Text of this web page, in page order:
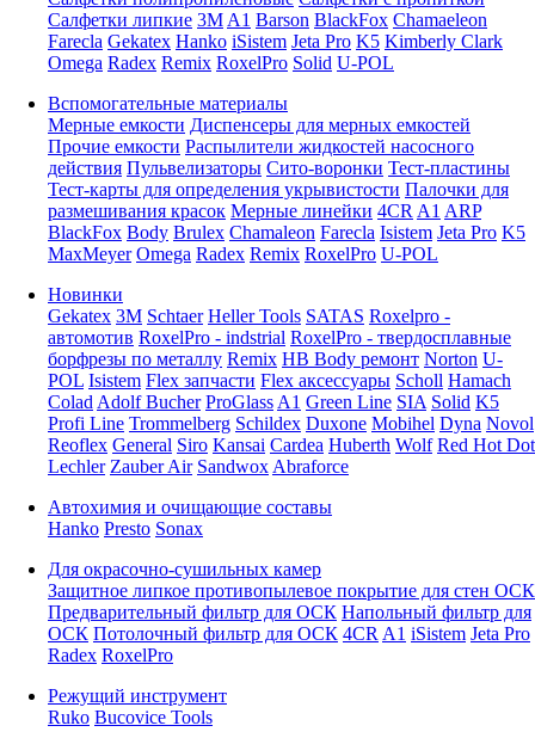
Салфетки липкие 3M A1 Barson BlackFox Chamaeleon
Farecla Gekatex Hanko iSistem Jeta Pro K5 Kimberly Clark
Omega Radex Remix RoxelPro Solid U-POL
Вспомогательные материалы
Мерные емкости Диспенсеры для мерных емкостей
Прочие емкости Распылители жидкостей насосного
действия Пульвелизаторы Сито-воронки Тест-пластины
Тест-карты для определения укрывистости Палочки для
размешивания красок Мерные линейки 4CR A1 ARP
BlackFox Body Brulex Chamaleon Farecla Isistem Jeta Pro K5
MaxMeyer Omega Radex Remix RoxelPro U-POL
Новинки
Gekatex 3M Schtaer Heller Tools SATAS Roxelpro -
автомотив RoxelPro - indstrial RoxelPro - твердосплавные
борфрезы по металлу Remix HB Body ремонт Norton U-
POL Isistem Flex запчасти Flex аксессуары Scholl Hamach
Colad Adolf Bucher ProGlass A1 Green Line SIA Solid K5
Profi Line Trommelberg Schildex Duxone Mobihel Dyna Novol
Reoflex General Siro Kansai Cardea Huberth Wolf Red Hot Dot
Lechler Zauber Air Sandwox Abraforce
Автохимия и очищающие составы
Hanko Presto Sonax
Для окрасочно-сушильных камер
Защитное липкое противопылевое покрытие для стен ОСК
Предварительный фильтр для ОСК Напольный фильтр для
ОСК Потолочный фильтр для ОСК 4CR A1 iSistem Jeta Pro
Radex RoxelPro
Режущий инструмент
Ruko Bucovice Tools